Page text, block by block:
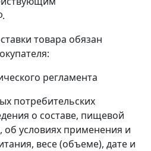
товара обязан
регламента
потребительских
о составе, пищевой
об условиях применения и
весе (объеме), дате и